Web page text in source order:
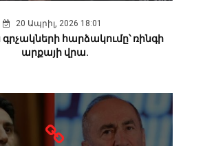
20 Ապրիլ, 2026 18:01
հարձակումը՝ ռինգի
արքայի վրա.